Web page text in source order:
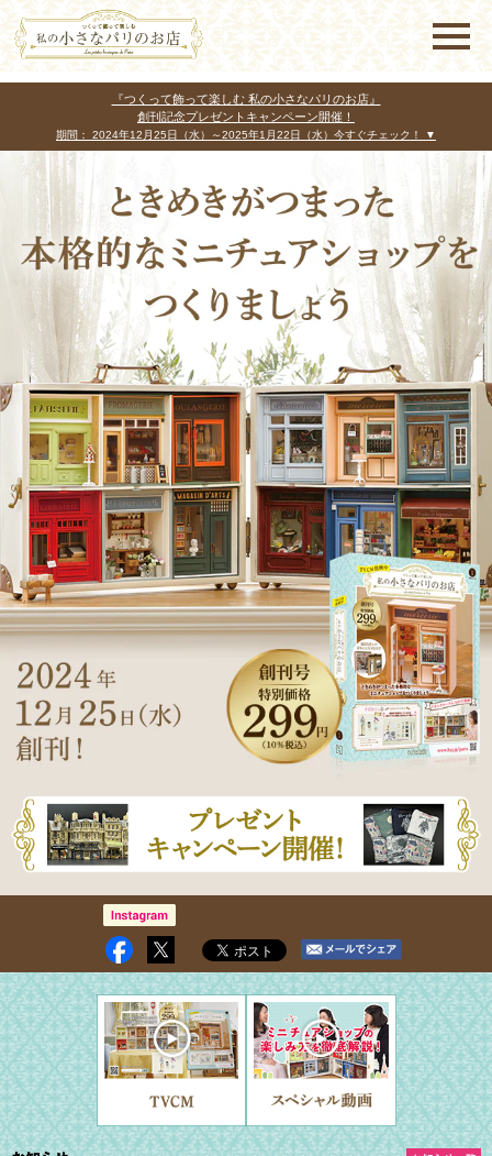
『つくって飾って楽しむ 私の小さなパリのお店』
創刊記念プレゼントキャンペーン開催！
期間： 2024年12月25日（水）～2025年1月22日（水）今すぐチェック！ ▼